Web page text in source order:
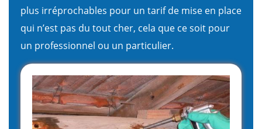
plus irréprochables pour un tarif de mise en place
qui n’est pas du tout cher, cela que ce soit pour
un professionnel ou un particulier.